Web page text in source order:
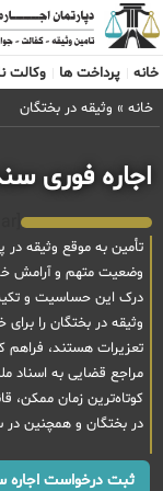
خانه
پرداخت ها وکالت
خانه » وثیقه در بختگان
اجاره فوری
تأمین به موقع وثیقه
وضعیت متهم و آرامش
درک این حساسیت و
وثیقه در بختگان را برای
تعزیرات هستند، فراهم
مراجع قضایی به اسناد
کوتاه‌ترین زمان ممکن،
در بختگان و همچنین
ثبت درخواست اجاره